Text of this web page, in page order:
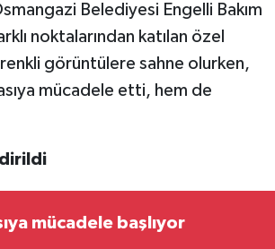
Belediyesi Engelli Bakım
noktalarından katılan özel
görüntülere sahne olurken,
mücadele etti, hem de
mücadele başlıyor